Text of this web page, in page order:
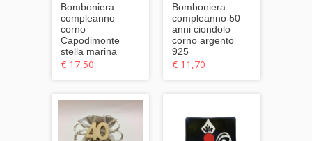
Bomboniera
compleanno
corno
Capodimonte
stella marina
€ 17,50
Bomboniera
compleanno 50
anni ciondolo
corno argento
925
€ 11,70